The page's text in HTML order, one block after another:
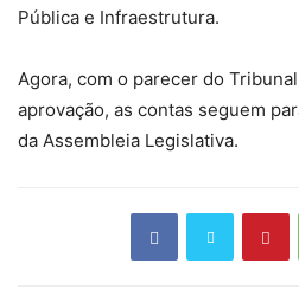
Pública e Infraestrutura.
Agora, com o parecer do
aprovação, as contas seguem
da Assembleia Legislativa.